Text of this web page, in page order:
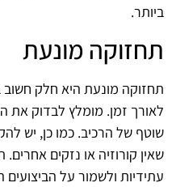
ביותר.
תחזוקה מונעת
לאורך זמן. מומלץ לבדוק את
שוטף של הרכיב. כמו כן, יש
שאין קורוזיה או נזקים
עתידיות ולשמור על